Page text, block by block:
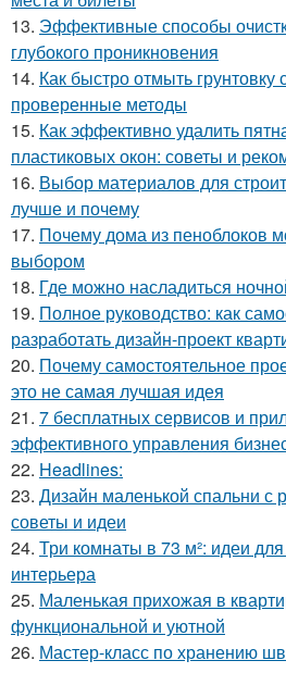
13. Эффективные способы
глубокого проникновения
14. Как быстро отмыть грунтовку
проверенные методы
15. Как эффективно удалить
пластиковых окон: советы и
16. Выбор материалов для
лучше и почему
17. Почему дома из пеноблоков
выбором
18. Где можно насладиться
19. Полное руководство: как
разработать дизайн-проект
20. Почему самостоятельное
это не самая лучшая идея
21. 7 бесплатных сервисов и
эффективного управления
22. Headlines:
23. Дизайн маленькой спальни с
советы и идеи
24. Три комнаты в 73 м²: идеи
интерьера
25. Маленькая прихожая в
функциональной и уютной
26. Мастер-класс по хранению